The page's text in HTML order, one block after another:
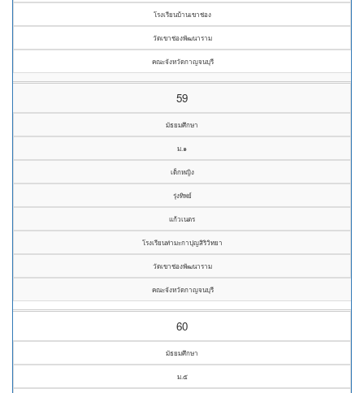
โรงเรียนบ้านเขาช่อง
วัดเขาช่องพัฒนาราม
คณะจังหวัดกาญจนบุรี
59
มัธยมศึกษา
ม.๑
เด็กหญิง
รุ่งทิพย์
แก้วเนตร
โรงเรียนท่ามะกาปุญสิริวิทยา
วัดเขาช่องพัฒนาราม
คณะจังหวัดกาญจนบุรี
60
มัธยมศึกษา
ม.๕